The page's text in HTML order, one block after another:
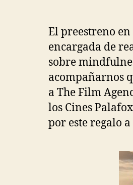
El preestreno
encargada de
sobre
acompañarnos
a The Film
los Cines
por este regalo